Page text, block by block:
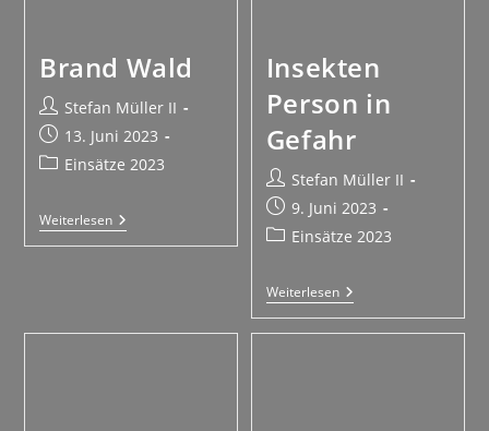
Brand Wald
Stefan Müller II
13. Juni 2023
Einsätze 2023
Weiterlesen
Insekten
Person in
Gefahr
Stefan Müller II
9. Juni 2023
Einsätze 2023
Weiterlesen